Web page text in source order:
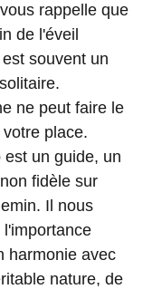
rappelle que
de l'éveil
souvent un
ne peut faire le
place.
est un guide, un
fidèle sur
Il nous
l'importance
harmonie avec
nature, de